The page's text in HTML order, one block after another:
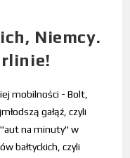
Niemcy.
mobilności - Bolt,
gałąź, czyli
"aut na minuty" w
bałtyckich, czyli